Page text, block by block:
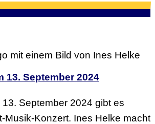
13. September 2024
September 2024 gibt es
Musik-Konzert. Ines Helke macht